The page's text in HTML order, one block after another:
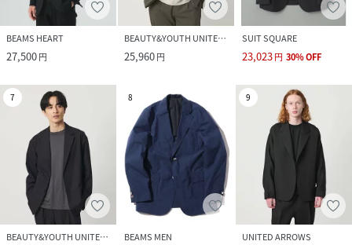
BEAMS HEART
27,500円
BEAUTY&YOUTH UNITED ARROWS
25,960円
SUIT SQUARE
23,023円 30%OFF
7
BEAUTY&YOUTH UNITED ARROWS
8
BEAMS MEN
9
UNITED ARROWS